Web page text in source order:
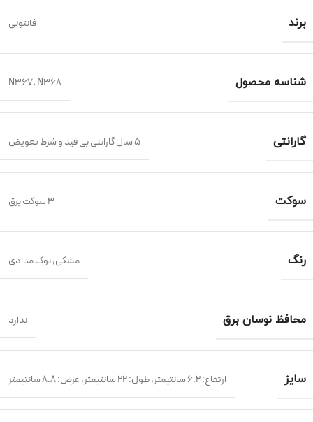
برند فانتونی
شناسه محصول N367,N368
گارانتی 5 سال گارانتی بی قید و شرط تعویض
سوکت 3 سوکت برق
رنگ مشکی,نوک مدادی
محافظ نوسان برق ندارد
سایز ارتفاع: 6.2 سانتیمتر ,طول: 22 سانتیمتر ,عرض: 8.8 سانتیمتر